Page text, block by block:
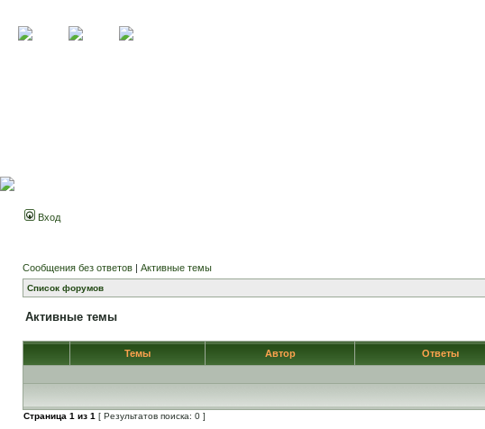
Вход
Сообщения без ответов | Активные темы
Список форумов
Активные темы
Темы Автор Ответы
Страница 1 из 1 [ Результатов поиска: 0 ]